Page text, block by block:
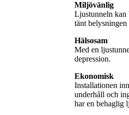
Miljövänlig
Ljustunneln kan
tänt
Hälsosam
Med en
depression.
Ekonomisk
Installationen
underhåll och
har en behaglig